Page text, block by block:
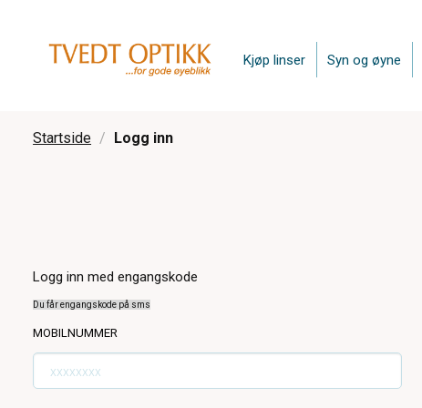
Kjøp linser Syn og øyne
Startside Logg inn
Logg inn med engangskode
Du får engangskode på sms
MOBILNUMMER